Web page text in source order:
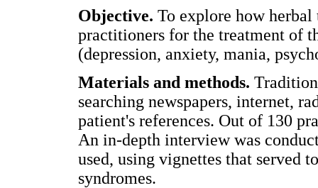
Objective. To explore how
practitioners for the treatment of
(depression, anxiety, mania,
Materials and methods.
searching newspapers, internet,
patient's references. Out of 130
An in-depth interview was
used, using vignettes that served
syndromes.